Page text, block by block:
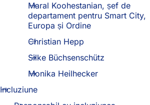
Maral Koohestanian, șef de
departament pentru Smart City,
Europa și Ordine
Christian Hepp
Silke Büchsenschütz
Monika Heilhecker
Incluziune